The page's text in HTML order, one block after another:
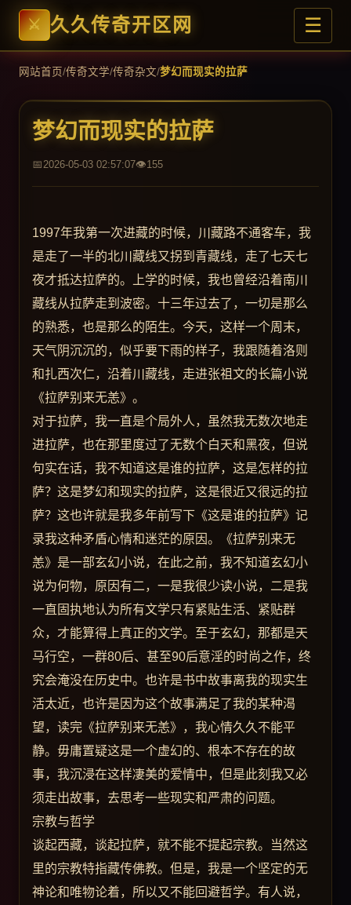
久久传奇开区网 ☰
网站首页/传奇文学/传奇杂文/梦幻而现实的拉萨
梦幻而现实的拉萨
2026-05-03 02:57:07 155
1997年我第一次进藏的时候，川藏路不通客车，我
是走了一半的北川藏线又拐到青藏线，走了七天七
夜才抵达拉萨的。上学的时候，我也曾经沿着南川
藏线从拉萨走到波密。十三年过去了，一切是那么
的熟悉，也是那么的陌生。今天，这样一个周末，
天气阴沉沉的，似乎要下雨的样子，我跟随着洛则
和扎西次仁，沿着川藏线，走进张祖文的长篇小说
《拉萨别来无恙》。
对于拉萨，我一直是个局外人，虽然我无数次地走
进拉萨，也在那里度过了无数个白天和黑夜，但说
句实在话，我不知道这是谁的拉萨，这是怎样的拉
萨？这是梦幻和现实的拉萨，这是很近又很远的拉
萨？这也许就是我多年前写下《这是谁的拉萨》记
录我这种矛盾心情和迷茫的原因。《拉萨别来无
恙》是一部玄幻小说，在此之前，我不知道玄幻小
说为何物，原因有二，一是我很少读小说，二是我
一直固执地认为所有文学只有紧贴生活、紧贴群
众，才能算得上真正的文学。至于玄幻，那都是天
马行空，一群80后、甚至90后意淫的时尚之作，终
究会淹没在历史中。也许是书中故事离我的现实生
活太近，也许是因为这个故事满足了我的某种渴
望，读完《拉萨别来无恙》，我心情久久不能平
静。毋庸置疑这是一个虚幻的、根本不存在的故
事，我沉浸在这样凄美的爱情中，但是此刻我又必
须走出故事，去思考一些现实和严肃的问题。
宗教与哲学
谈起西藏，谈起拉萨，就不能不提起宗教。当然这
里的宗教特指藏传佛教。但是，我是一个坚定的无
神论和唯物论着，所以又不能回避哲学。有人说，